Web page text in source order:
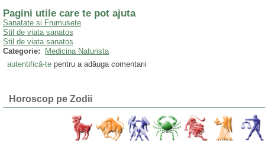
Pagini utile care te pot ajuta
Sanatate si Frumusete
Stil de viata sanatos
Stil de viata sanatos
Categorie:
Medicina Naturista
autentifică-tepentru a adăuga comentarii
Horoscop pe Zodii